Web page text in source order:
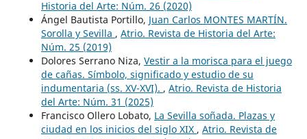
Historia del Arte: Núm. 26 (2020)
Ángel Bautista Portillo, Juan Carlos MONTES MARTÍN.
Sorolla y Sevilla , Atrio. Revista de Historia del Arte:
Núm. 25 (2019)
Dolores Serrano Niza, Vestir a la morisca para el juego
de cañas. Símbolo, significado y estudio de su
indumentaria (ss. XV-XVI). , Atrio. Revista de Historia
del Arte: Núm. 31 (2025)
Francisco Ollero Lobato, La Sevilla soñada. Plazas y
ciudad en los inicios del siglo XIX , Atrio. Revista de